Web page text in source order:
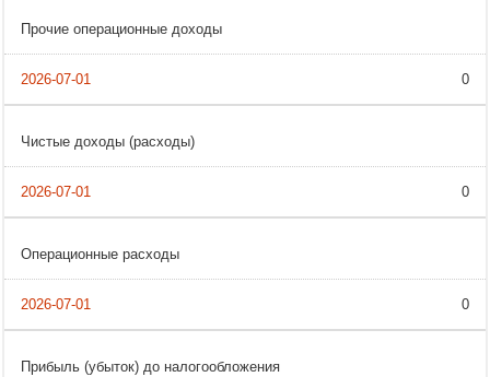
Прочие операционные доходы
0
Чистые доходы (расходы)
0
Операционные расходы
0
Прибыль (убыток) до налогообложения